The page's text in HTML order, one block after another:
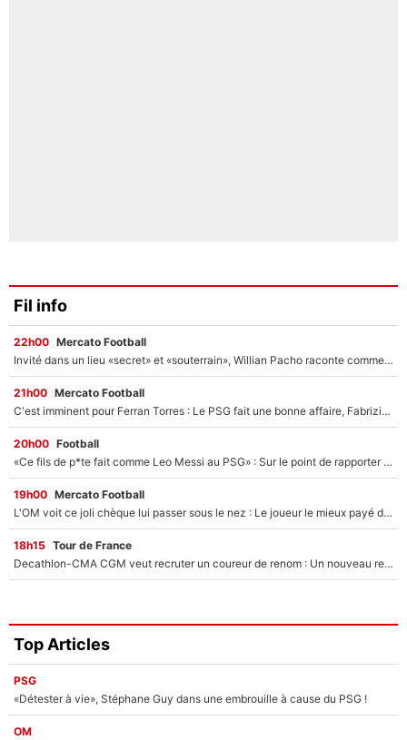
Fil info
22h00 Mercato Football
Invité dans un lieu «secret» et «souterrain», Willian Pacho raconte comment il a négocié son transfert au PSG !
21h00 Mercato Football
C'est imminent pour Ferran Torres : Le PSG fait une bonne affaire, Fabrizio Romano révèle le vrai prix du joueur !
20h00 Football
«Ce fils de p*te fait comme Leo Messi au PSG» : Sur le point de rapporter gros à l'OM, Facundo Medina raconte son clash avec des supporters !
19h00 Mercato Football
L'OM voit ce joli chèque lui passer sous le nez : Le joueur le mieux payé du club refuse de partir, son transfert est annulé à la dernière minute !
18h15 Tour de France
Decathlon-CMA CGM veut recruter un coureur de renom : Un nouveau renfort important arrive pour Paul Seixas ?
Top Articles
PSG
«Détester à vie», Stéphane Guy dans une embrouille à cause du PSG !
OM